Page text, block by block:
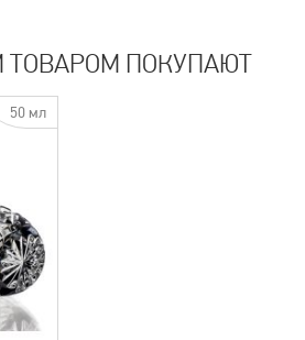
ТОВАРОМ ПОКУПАЮТ
50 мл